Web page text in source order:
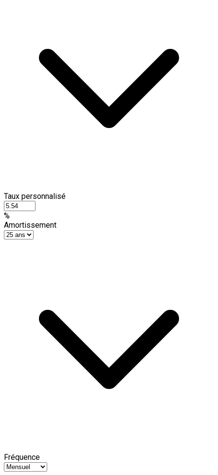
Taux personnalisé
%
Amortissement
Fréquence